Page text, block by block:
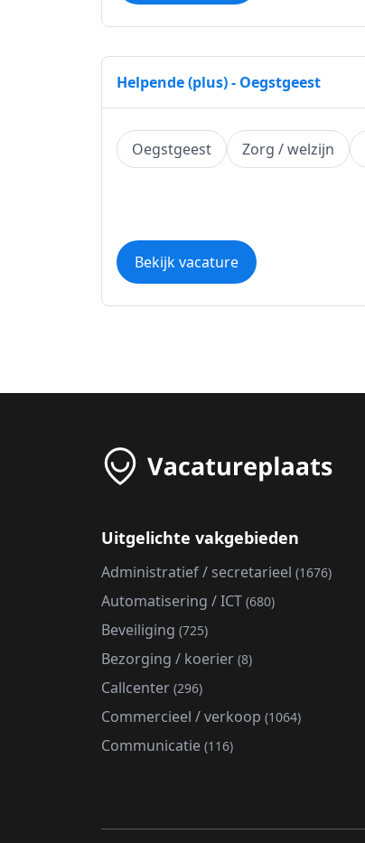
Helpende (plus) - Oegstgeest
Oegstgeest Zorg / welzijn
Bekijk vacature
Uitgelichte vakgebieden
Administratief / secretarieel (1676)
Automatisering / ICT (680)
Beveiliging (725)
Bezorging / koerier (8)
Callcenter (296)
Commercieel / verkoop (1064)
Communicatie (116)